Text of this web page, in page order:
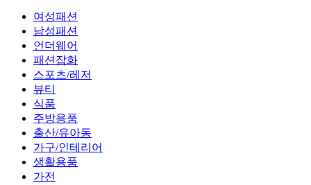
여성패션
남성패션
언더웨어
패션잡화
스포츠/레저
뷰티
식품
주방용품
출산/유아동
가구/인테리어
생활용품
가전